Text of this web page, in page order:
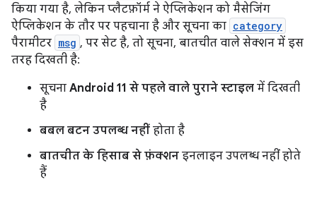
किया गया है, लेकिन प्लैटफ़ॉर्म ने ऐप्लिकेशन को मैसेजिंग
ऐप्लिकेशन के तौर पर पहचाना है और सूचना का category
पैरामीटर msg , पर सेट है, तो सूचना, बातचीत वाले सेक्शन में इस
तरह दिखती है:
सूचना Android 11 से पहले वाले पुराने स्टाइल में दिखती
है
बबल बटन उपलब्ध नहीं होता है
बातचीत के हिसाब से फ़ंक्शन इनलाइन उपलब्ध नहीं होते
हैं